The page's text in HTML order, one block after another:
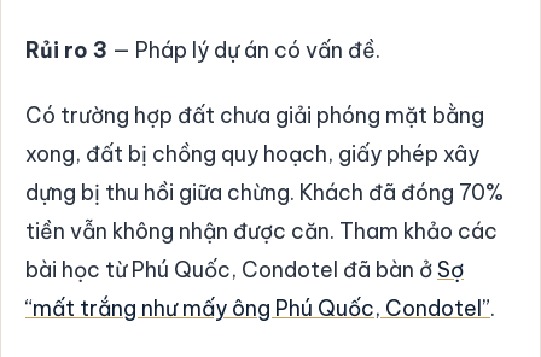
Rủi ro 3 — Pháp lý dự án có vấn đề.
Có trường hợp đất chưa giải phóng mặt bằng
xong, đất bị chồng quy hoạch, giấy phép xây
dựng bị thu hồi giữa chừng. Khách đã đóng 70%
tiền vẫn không nhận được căn. Tham khảo các
bài học từ Phú Quốc, Condotel đã bàn ởSợ
“mất trắng như mấy ông Phú Quốc, Condotel”.